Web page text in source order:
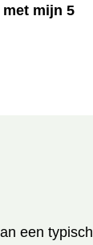
mijn 5
een typisch